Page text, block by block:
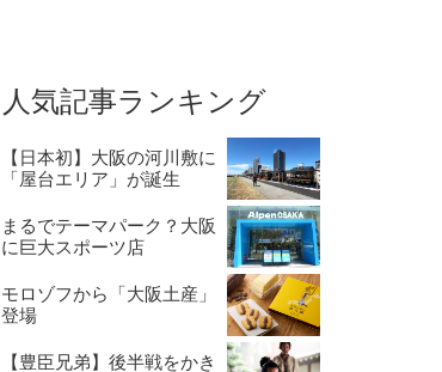
人気記事ランキング
【日本初】大阪の河川敷に
「屋台エリア」が誕生
まるでテーマパーク？大阪
に巨大スポーツ店
モロゾフから「大阪土産」
登場
【豊臣兄弟】後半戦をかき